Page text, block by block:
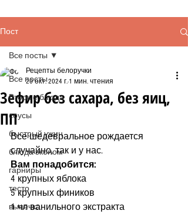
Пост
Все посты
Вторые блюда
соусы
быстрый ужин
блюда эконом
гарниры
тесто
выпечка
Все посты
Зефир без сахара, без яиц,
ПП
Рецепты белоручки
20 окт. 2024 г. 1 мин. чтения
Все шедевральное рождается
случайно, так и у нас.
Вам понадобится:
4 крупных яблока
5 крупных фиников
1 чл ванильного экстракта